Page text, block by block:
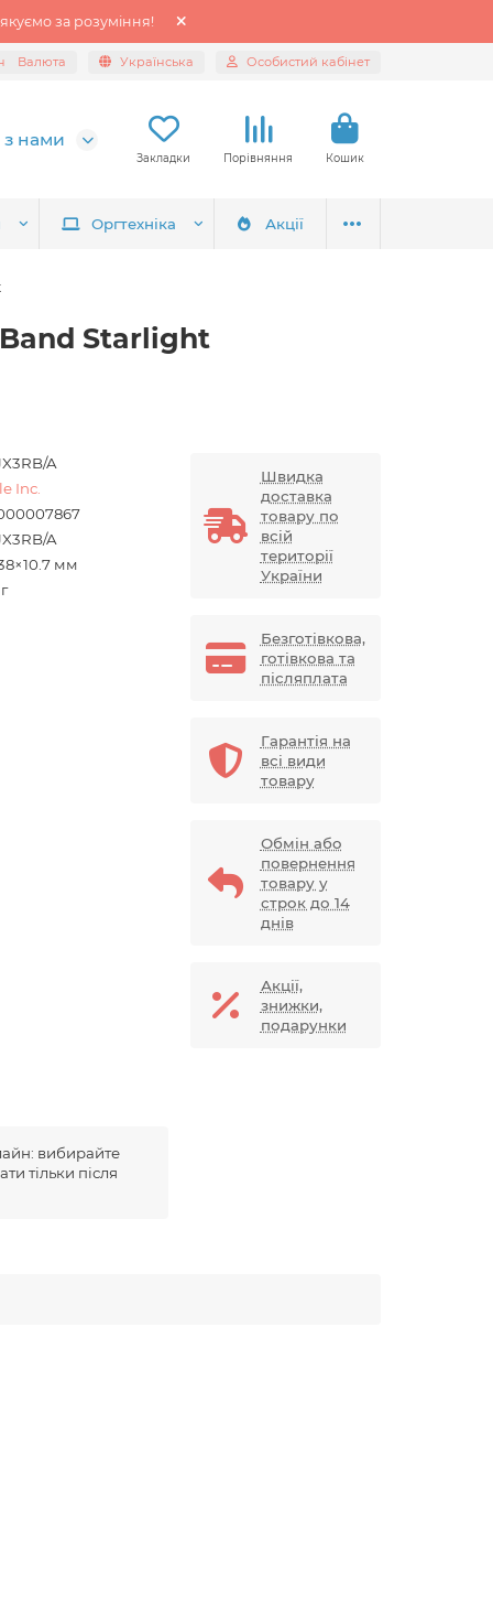
за розуміння!
Валюта Українська Особистий кабінет
з нами
Закладки Порівняння Кошик
Оргтехніка Акції
Starlight
A
Inc.
A
мм
вибирайте
тільки після
Швидка
доставка
товару по
всій
території
України
Безготівкова,
готівкова та
післяплата
Гарантія на
всі види
товару
Обмін або
повернення
товару у
строк до 14
днів
Акції,
знижки,
подарунки